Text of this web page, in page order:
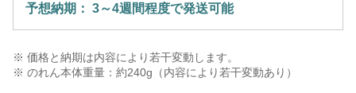
予想納期： 3～4週間程度で発送可能
※ 価格と納期は内容により若干変動します。
※ のれん本体重量：約240g（内容により若干変動あり）